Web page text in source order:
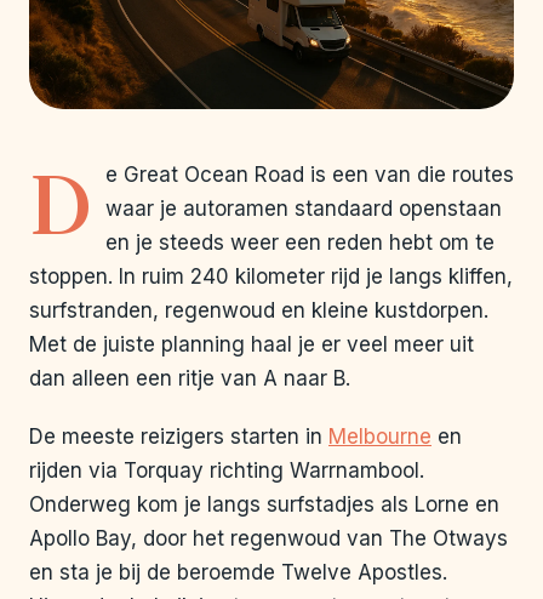
D
e Great Ocean Road is een van die routes
waar je autoramen standaard openstaan
en je steeds weer een reden hebt om te
stoppen. In ruim 240 kilometer rijd je langs kliffen,
surfstranden, regenwoud en kleine kustdorpen.
Met de juiste planning haal je er veel meer uit
dan alleen een ritje van A naar B.
De meeste reizigers starten in Melbourne en
rijden via Torquay richting Warrnambool.
Onderweg kom je langs surfstadjes als Lorne en
Apollo Bay, door het regenwoud van The Otways
en sta je bij de beroemde Twelve Apostles.